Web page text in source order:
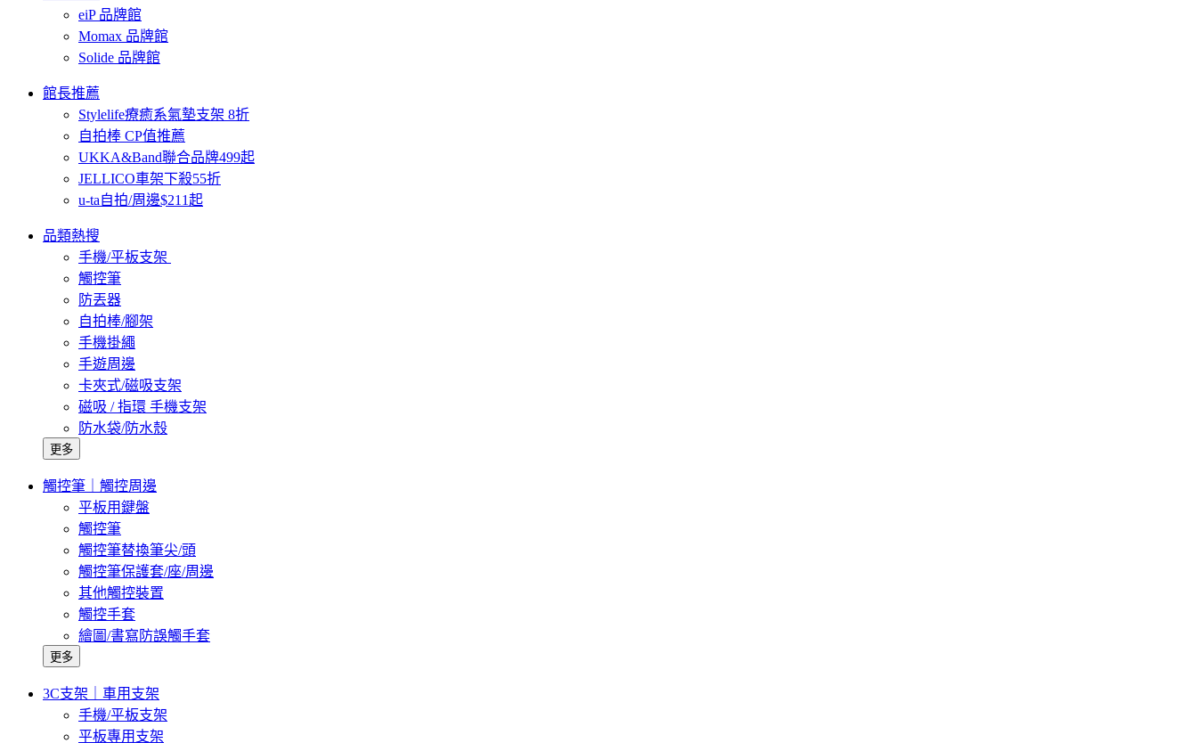
eiP 品牌館
Momax 品牌館
Solide 品牌館
館長推薦
Stylelife療癒系氣墊支架 8折
自拍棒 CP值推薦
UKKA&Band聯合品牌499起
JELLICO車架下殺55折
u-ta自拍/周邊$211起
品類熱搜
手機/平板支架
觸控筆
防丟器
自拍棒/腳架
手機掛繩
手遊周邊
卡夾式/磁吸支架
磁吸 / 指環 手機支架
防水袋/防水殼
更多
觸控筆｜觸控周邊
平板用鍵盤
觸控筆
觸控筆替換筆尖/頭
觸控筆保護套/座/周邊
其他觸控裝置
觸控手套
繪圖/書寫防誤觸手套
更多
3C支架｜車用支架
手機/平板支架
平板專用支架